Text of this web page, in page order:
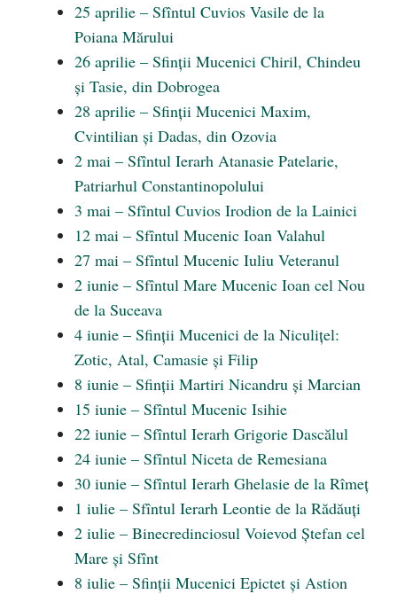
25 aprilie – Sfîntul Cuvios Vasile de la
Poiana Mărului
26 aprilie – Sfinții Mucenici Chiril, Chindeu
și Tasie, din Dobrogea
28 aprilie – Sfinții Mucenici Maxim,
Cvintilian și Dadas, din Ozovia
2 mai – Sfîntul Ierarh Atanasie Patelarie,
Patriarhul Constantinopolului
3 mai – Sfîntul Cuvios Irodion de la Lainici
12 mai – Sfîntul Mucenic Ioan Valahul
27 mai – Sfîntul Mucenic Iuliu Veteranul
2 iunie – Sfîntul Mare Mucenic Ioan cel Nou
de la Suceava
4 iunie – Sfinții Mucenici de la Niculițel:
Zotic, Atal, Camasie și Filip
8 iunie – Sfinții Martiri Nicandru și Marcian
15 iunie – Sfîntul Mucenic Isihie
22 iunie – Sfîntul Ierarh Grigorie Dascălul
24 iunie – Sfîntul Niceta de Remesiana
30 iunie – Sfîntul Ierarh Ghelasie de la Rîmeț
1 iulie – Sfîntul Ierarh Leontie de la Rădăuți
2 iulie – Binecredinciosul Voievod Ștefan cel
Mare și Sfînt
8 iulie – Sfinții Mucenici Epictet și Astion